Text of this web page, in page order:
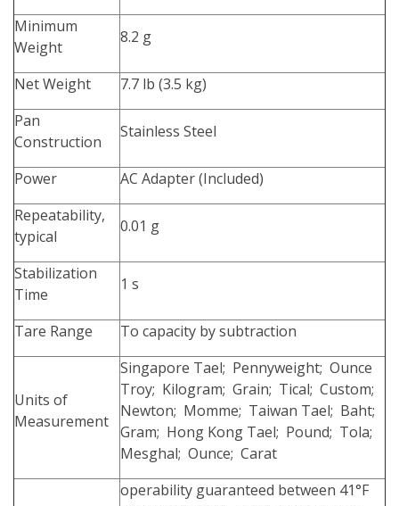
Minimum
Weight
8.2 g
Net Weight
7.7 lb (3.5 kg)
Pan
Construction
Stainless Steel
Power
AC Adapter (Included)
Repeatability,
typical
0.01 g
Stabilization
Time
1 s
Tare Range To capacity by subtraction
Units of
Measurement
Singapore Tael; Pennyweight; Ounce
Troy; Kilogram; Grain; Tical; Custom;
Newton; Momme; Taiwan Tael; Baht;
Gram; Hong Kong Tael; Pound; Tola;
Mesghal; Ounce; Carat
operability guaranteed between 41°F